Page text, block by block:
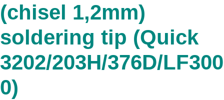
(chisel 1,2mm)
soldering tip (Quick
3202/203H/376D/LF300
0)